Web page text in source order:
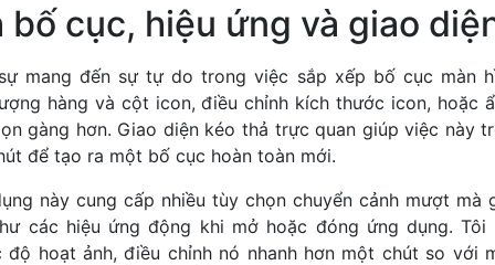
bố cục, hiệu ứng và giao
mang đến sự tự do trong việc sắp xếp bố cục màn
hàng và cột icon, điều chỉnh kích thước icon, hoặc
gàng hơn. Giao diện kéo thả trực quan giúp việc này
để tạo ra một bố cục hoàn toàn mới.
này cung cấp nhiều tùy chọn chuyển cảnh mượt mà
các hiệu ứng động khi mở hoặc đóng ứng dụng.
độ hoạt ảnh, điều chỉnh nó nhanh hơn một chút so với